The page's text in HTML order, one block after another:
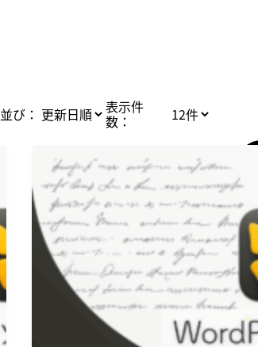
並び： 表示件
数：
WordPress